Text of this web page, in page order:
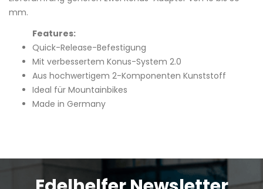
mm.
Features:
Quick-Release-Befestigung
Mit verbessertem Konus-System 2.0
Aus hochwertigem 2-Komponenten Kunststoff
Ideal für Mountainbikes
Made in Germany